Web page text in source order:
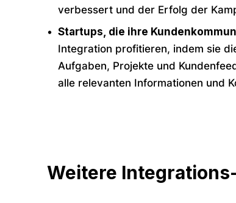
verbessert und der Erfolg der
Startups, die ihre
Integration profitieren, indem sie
Aufgaben, Projekte und
alle relevanten Informationen und
Weitere